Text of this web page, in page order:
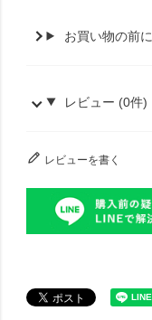
お買い物の前に
レビュー (0件)
レビューを書く